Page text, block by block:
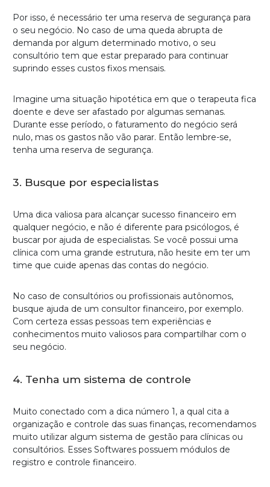
Por isso, é necessário ter uma reserva de segurança para
o seu negócio. No caso de uma queda abrupta de
demanda por algum determinado motivo, o seu
consultório tem que estar preparado para continuar
suprindo esses custos fixos mensais.
Imagine uma situação hipotética em que o terapeuta fica
doente e deve ser afastado por algumas semanas.
Durante esse período, o faturamento do negócio será
nulo, mas os gastos não vão parar. Então lembre-se,
tenha uma reserva de segurança.
3. Busque por especialistas
Uma dica valiosa para alcançar sucesso financeiro em
qualquer negócio, e não é diferente para psicólogos, é
buscar por ajuda de especialistas. Se você possui uma
clínica com uma grande estrutura, não hesite em ter um
time que cuide apenas das contas do negócio.
No caso de consultórios ou profissionais autônomos,
busque ajuda de um consultor financeiro, por exemplo.
Com certeza essas pessoas tem experiências e
conhecimentos muito valiosos para compartilhar com o
seu negócio.
4. Tenha um sistema de controle
Muito conectado com a dica número 1, a qual cita a
organização e controle das suas finanças, recomendamos
muito utilizar algum sistema de gestão para clínicas ou
consultórios. Esses Softwares possuem módulos de
registro e controle financeiro.